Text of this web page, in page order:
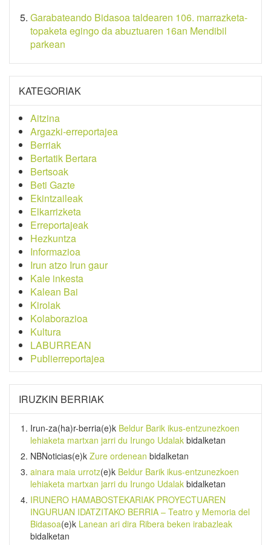
Garabateando Bidasoa taldearen 106. marrazketa-
topaketa egingo da abuztuaren 16an Mendibil
parkean
KATEGORIAK
Aitzina
Argazki-erreportajea
Berriak
Bertatik Bertara
Bertsoak
Beti Gazte
Ekintzaileak
Elkarrizketa
Erreportajeak
Hezkuntza
Informazioa
Irun atzo Irun gaur
Kale inkesta
Kalean Bai
Kirolak
Kolaborazioa
Kultura
LABURREAN
Publierreportajea
IRUZKIN BERRIAK
Irun-za(ha)r-berria(e)k Beldur Barik ikus-entzunezkoen
lehiaketa martxan jarri du Irungo Udalak bidalketan
NBNoticias(e)k Zure ordenean bidalketan
ainara maia urrotz(e)k Beldur Barik ikus-entzunezkoen
lehiaketa martxan jarri du Irungo Udalak bidalketan
IRUNERO HAMABOSTEKARIAK PROYECTUAREN
INGURUAN IDATZITAKO BERRIA – Teatro y Memoria del
Bidasoa(e)k Lanean ari dira Ribera beken irabazleak
bidalketan